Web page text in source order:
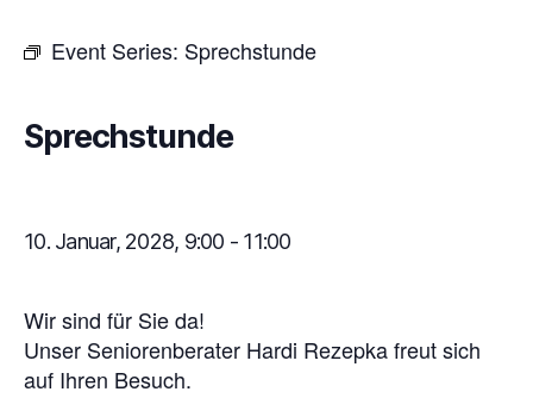
Event Series: Sprechstunde
Sprechstunde
10. Januar, 2028, 9:00 - 11:00
Wir sind für Sie da!
Unser Seniorenberater Hardi Rezepka freut sich
auf Ihren Besuch.